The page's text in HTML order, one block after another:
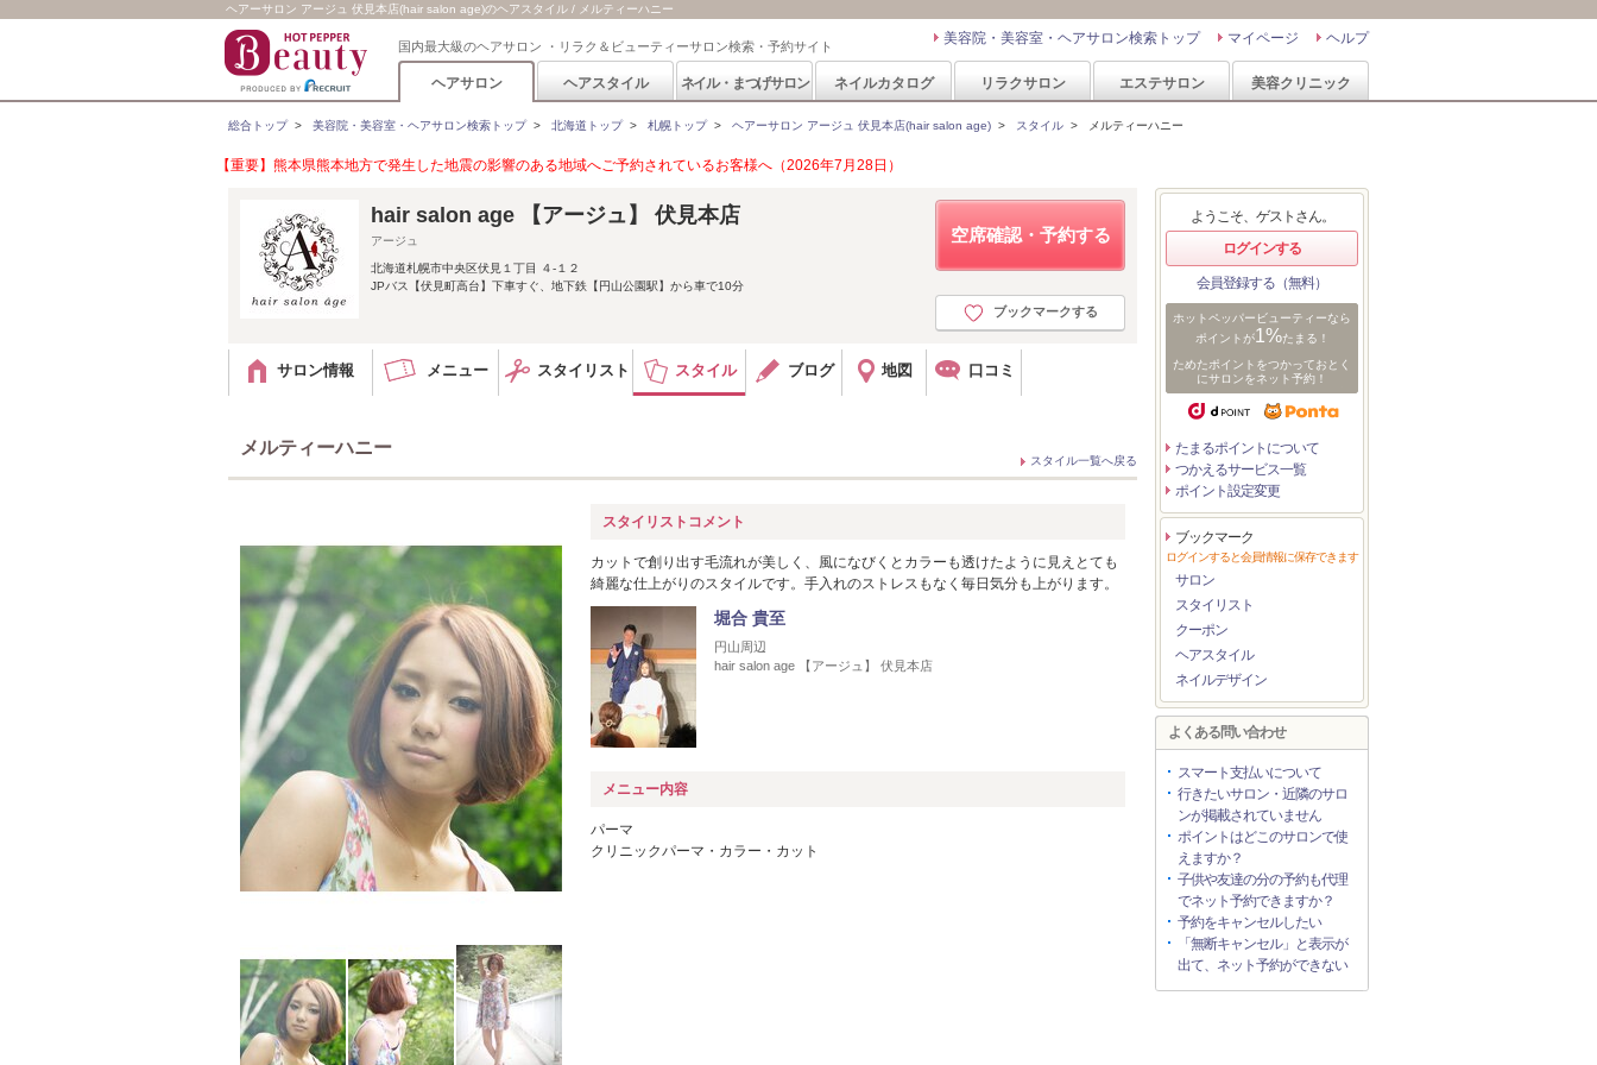
ヘアーサロン アージュ 伏見本店(hair salon age)のヘアスタイル / メルティーハニー
国内最大級のヘアサロン ・リラク＆ビューティーサロン検索・予約サイト ヘルプ
マイページ
美容院・美容室・ヘアサロン検索トップ
ヘアサロン ヘアスタイル ネイル・まつげサロン ネイルカタログ リラクサロン エステサロン 美容クリニック
総合トップ> 美容院・美容室・ヘアサロン検索トップ> 北海道トップ> 札幌トップ> ヘアーサロン アージュ 伏見本店(hair salon age) > スタイル > メルティーハニー
【重要】熊本県熊本地方で発生した地震の影響のある地域へご予約されているお客様へ（2026年7月28日）
空席確認・予約する
ブックマークする
hair salon age 【アージュ】 伏見本店
アージュ
北海道札幌市中央区伏見１丁目 ４-１２
JPバス【伏見町高台】下車すぐ、地下鉄【円山公園駅】から車で10分
サロン情報 メニュー スタイリスト スタイル ブログ 地図 口コミ
メルティーハニー
スタイル一覧へ戻る
スタイリストコメント
カットで創り出す毛流れが美しく、風になびくとカラーも透けたように見えとても
綺麗な仕上がりのスタイルです。手入れのストレスもなく毎日気分も上がります。
堀合 貴至
円山周辺
hair salon age 【アージュ】 伏見本店
メニュー内容
パーマ
クリニックパーマ・カラー・カット
ようこそ、ゲストさん。
ログインする
会員登録する（無料）
ホットペッパービューティーなら
ポイントが1%たまる！
ためたポイントをつかっておとく
にサロンをネット予約！
たまるポイントについて
つかえるサービス一覧
ポイント設定変更
ブックマーク
ログインすると会員情報に保存できます
サロン
スタイリスト
クーポン
ヘアスタイル
ネイルデザイン
よくある問い合わせ
スマート支払いについて
行きたいサロン・近隣のサロ
ンが掲載されていません
ポイントはどこのサロンで使
えますか？
子供や友達の分の予約も代理
でネット予約できますか？
予約をキャンセルしたい
「無断キャンセル」と表示が
出て、ネット予約ができない